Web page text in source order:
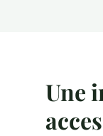
Une